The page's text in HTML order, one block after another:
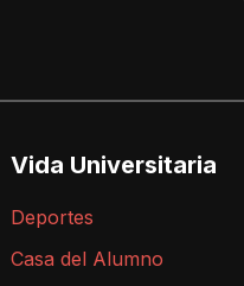
Vida Universitaria
Deportes
Casa del Alumno